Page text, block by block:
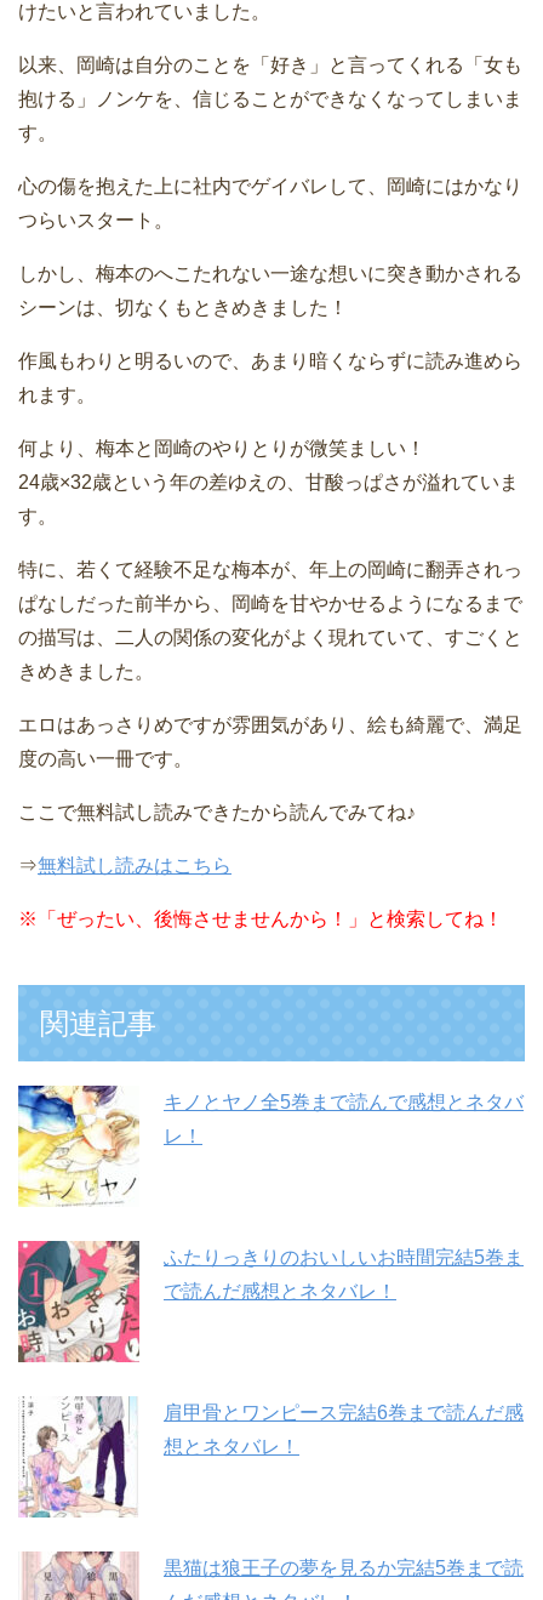
けたいと言われていました。
以来、岡崎は自分のことを「好き」と言ってくれる「女も
抱ける」ノンケを、信じることができなくなってしまいま
す。
心の傷を抱えた上に社内でゲイバレして、岡崎にはかなり
つらいスタート。
しかし、梅本のへこたれない一途な想いに突き動かされる
シーンは、切なくもときめきました！
作風もわりと明るいので、あまり暗くならずに読み進めら
れます。
何より、梅本と岡崎のやりとりが微笑ましい！
24歳×32歳という年の差ゆえの、甘酸っぱさが溢れていま
す。
特に、若くて経験不足な梅本が、年上の岡崎に翻弄されっ
ぱなしだった前半から、岡崎を甘やかせるようになるまで
の描写は、二人の関係の変化がよく現れていて、すごくと
きめきました。
エロはあっさりめですが雰囲気があり、絵も綺麗で、満足
度の高い一冊です。
ここで無料試し読みできたから読んでみてね♪
⇒無料試し読みはこちら
※ 「ぜったい、後悔させませんから！」と検索してね！
関連記事
キノとヤノ全5巻まで読んで感想とネタバ
レ！
ふたりっきりのおいしいお時間完結5巻ま
で読んだ感想とネタバレ！
肩甲骨とワンピース完結6巻まで読んだ感
想とネタバレ！
黒猫は狼王子の夢を見るか完結5巻まで読